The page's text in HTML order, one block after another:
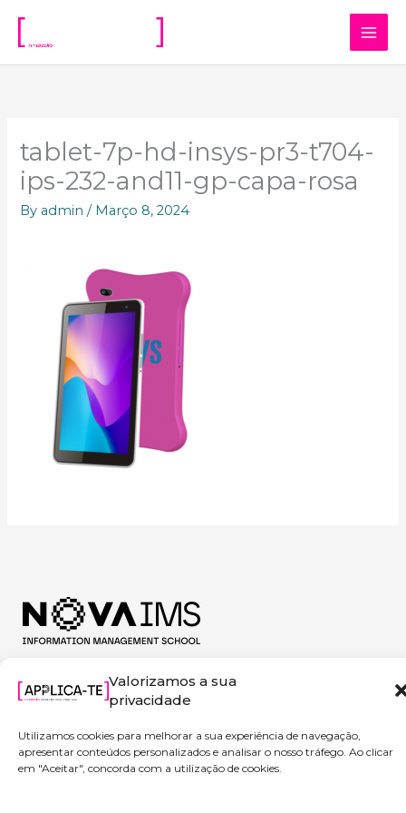
Valorizamos a sua
privacidade
Utilizamos cookies para melhorar a sua experiência de navegação,
apresentar conteúdos personalizados e analisar o nosso tráfego. Ao clicar
em "Aceitar", concorda com a utilização de cookies.
content
tablet-7p-hd-insys-pr3-t704-
ips-232-and11-gp-capa-rosa
By admin/ Março 8, 2024